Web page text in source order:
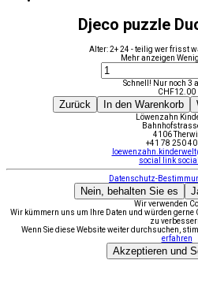
Djeco puzzle
Alter: 2+ 24 - teilig wer frisst
Mehr anzeigen
Schnell! Nur noch 3
CHF12.00
Zurück In den Warenkorb
Löwenzahn
4106 Therwil
+41 78 250 40
social link
Datenschutz-
Nein, behalten Sie es
Wir verwenden
Wir kümmern uns um Ihre Daten und würden gerne
zu
Wenn Sie diese Website weiter durchsuchen,
erfahren
Akzeptieren und